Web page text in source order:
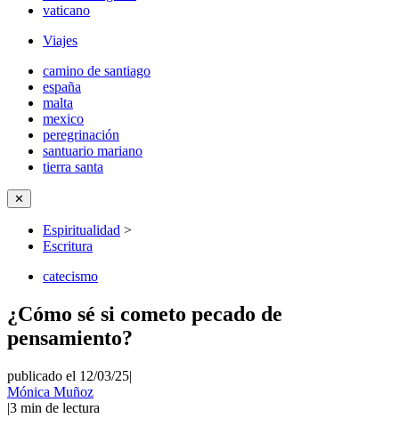
vaticano
Viajes
camino de santiago
españa
malta
mexico
peregrinación
santuario mariano
tierra santa
✕
Espiritualidad >
Escritura
catecismo
¿Cómo sé si cometo pecado de
pensamiento?
publicado el 12/03/25|
Mónica Muñoz
|3 min de lectura